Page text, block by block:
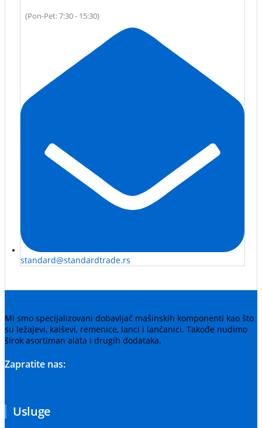
(Pon-Pet: 7:30 - 15:30)
standard@standardtrade.rs
Mi smo specijalizovani dobavljač mašinskih komponenti kao što
su ležajevi, kaiševi, remenice, lanci i lančanici. Takođe nudimo
širok asortiman alata i drugih dodataka.
Zapratite nas:
Usluge